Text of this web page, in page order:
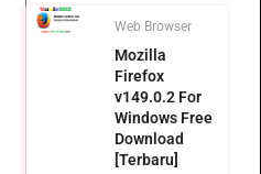
Web Browser
Mozilla
Firefox
v149.0.2 For
Windows Free
Download
[Terbaru]